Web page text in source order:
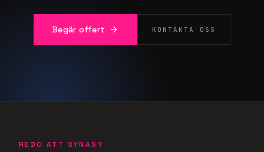
Begär offert KONTAKTA OSS
REDO ATT SYNAS?